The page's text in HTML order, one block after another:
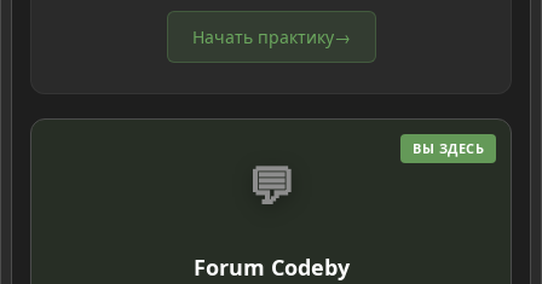
Начать практику→
ВЫ ЗДЕСЬ
💬
Forum Codeby